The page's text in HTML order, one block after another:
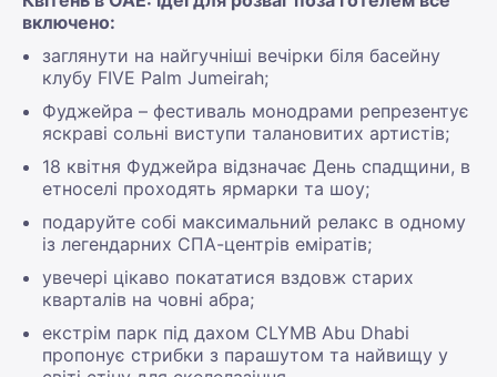
включено:
заглянути на найгучніші вечірки біля басейну
клубу FIVE Palm Jumeirah;
Фуджейра – фестиваль монодрами репрезентує
яскраві сольні виступи талановитих артистів;
18 квітня Фуджейра відзначає День спадщини, в
етноселі проходять ярмарки та шоу;
подаруйте собі максимальний релакс в одному
із легендарних СПА-центрів еміратів;
увечері цікаво покататися вздовж старих
кварталів на човні абра;
екстрім парк під дахом CLYMB Abu Dhabi
пропонує стрибки з парашутом та найвищу у